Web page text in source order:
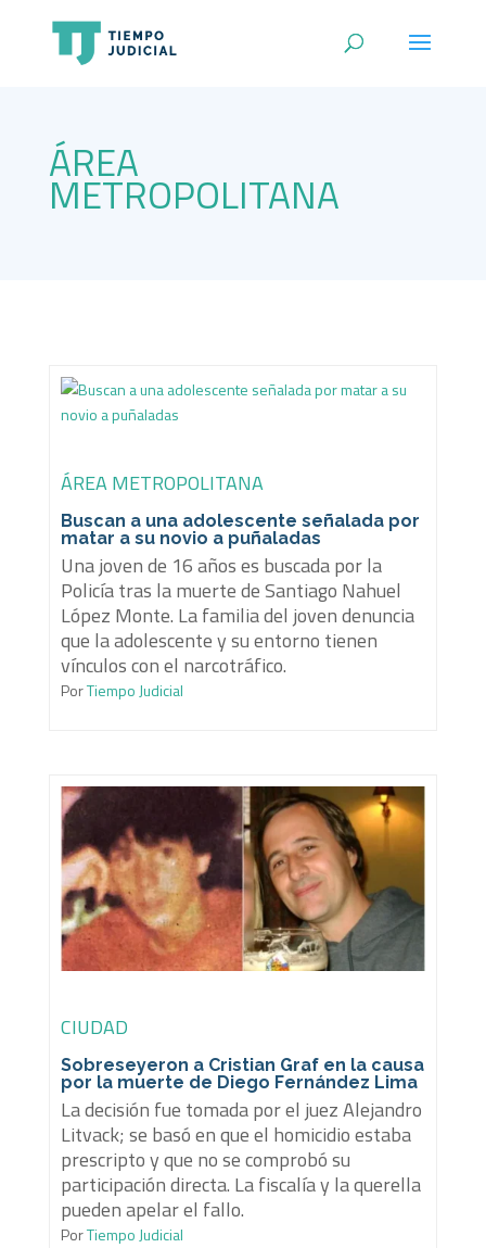
ÁREA
METROPOLITANA
ÁREA METROPOLITANA
Buscan a una adolescente señalada por
matar a su novio a puñaladas
Una joven de 16 años es buscada por la
Policía tras la muerte de Santiago Nahuel
López Monte. La familia del joven denuncia
que la adolescente y su entorno tienen
vínculos con el narcotráfico.
PorTiempo Judicial
CIUDAD
Sobreseyeron a Cristian Graf en la causa
por la muerte de Diego Fernández Lima
La decisión fue tomada por el juez Alejandro
Litvack; se basó en que el homicidio estaba
prescripto y que no se comprobó su
participación directa. La fiscalía y la querella
pueden apelar el fallo.
PorTiempo Judicial